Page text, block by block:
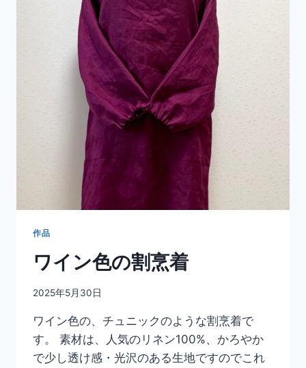
作品
ワイン色の割烹着
2025年5月30日
ワイン色の、チュニックのような割烹着で
す。 素材は、人気のリネン100%、かろやか
で少し透け感・光沢のある生地ですのでこれ